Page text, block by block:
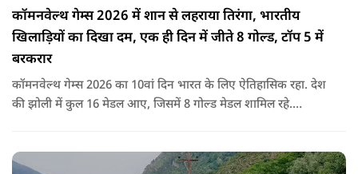
कॉमनवेल्थ गेम्स 2026 में शान से लहराया तिरंगा, भारतीय
खिलाड़ियों का दिखा दम, एक ही दिन में जीते 8 गोल्ड, टॉप 5 में
बरकरार
कॉमनवेल्थ गेम्स 2026 का 10वां दिन भारत के लिए ऐतिहासिक रहा. देश
की झोली में कुल 16 मेडल आए, जिसमें 8 गोल्ड मेडल शामिल रहे.